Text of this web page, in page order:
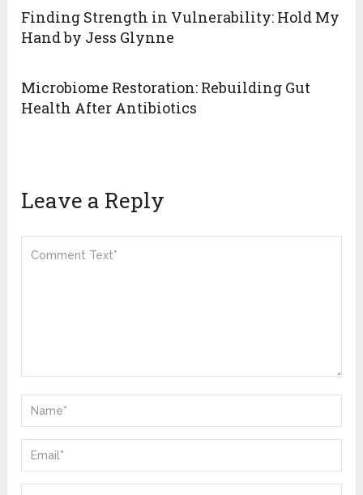
Finding Strength in Vulnerability: Hold My
Hand by Jess Glynne
Microbiome Restoration: Rebuilding Gut
Health After Antibiotics
Leave a Reply